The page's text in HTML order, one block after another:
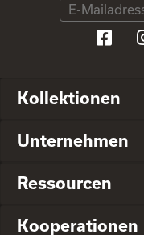
Kollektionen
Unternehmen
Ressourcen
Kooperationen